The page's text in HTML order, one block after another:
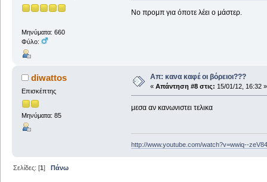
Μηνύματα: 660
Φύλο:
Νο προμπ για όποτε λέει ο μάστερ.
diwattos
Επισκέπτης
Μηνύματα: 85
Απ: κανα καφέ οι βόρειοι???
« Απάντηση #8 στις: 15/01/12, 16:32 »
μεσα αν κανωνιστει τελικα
http://www.youtube.com/watch?v=wwiq--zeV84
Σελίδες: [1]Πάνω